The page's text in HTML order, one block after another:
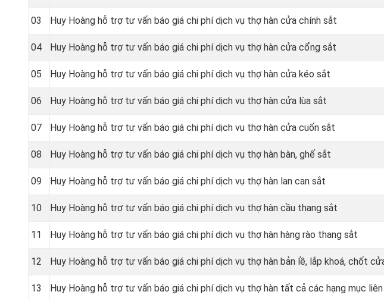
03 Huy Hoàng hỗ trợ tư vấn báo giá chi phí dịch vụ thợ hàn cửa chính sắt
04 Huy Hoàng hỗ trợ tư vấn báo giá chi phí dịch vụ thợ hàn cửa cổng sắt
05 Huy Hoàng hỗ trợ tư vấn báo giá chi phí dịch vụ thợ hàn cửa kéo sắt
06 Huy Hoàng hỗ trợ tư vấn báo giá chi phí dịch vụ thợ hàn cửa lùa sắt
07 Huy Hoàng hỗ trợ tư vấn báo giá chi phí dịch vụ thợ hàn cửa cuốn sắt
08 Huy Hoàng hỗ trợ tư vấn báo giá chi phí dịch vụ thợ hàn bàn, ghế sắt
09 Huy Hoàng hỗ trợ tư vấn báo giá chi phí dịch vụ thợ hàn lan can sắt
10 Huy Hoàng hỗ trợ tư vấn báo giá chi phí dịch vụ thợ hàn cầu thang sắt
11 Huy Hoàng hỗ trợ tư vấn báo giá chi phí dịch vụ thợ hàn hàng rào thang sắt
12 Huy Hoàng hỗ trợ tư vấn báo giá chi phí dịch vụ thợ hàn bản lề, lắp khoá, chốt
13 Huy Hoàng hỗ trợ tư vấn báo giá chi phí dịch vụ thợ hàn tất cả các hạng mục